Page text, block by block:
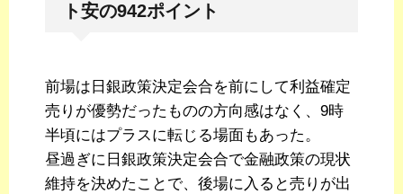
ト安の942ポイント
前場は日銀政策決定会合を前にして利益確定
売りが優勢だったものの方向感はなく、9時
半頃にはプラスに転じる場面もあった。
昼過ぎに日銀政策決定会合で金融政策の現状
維持を決めたことで、後場に入ると売りが出